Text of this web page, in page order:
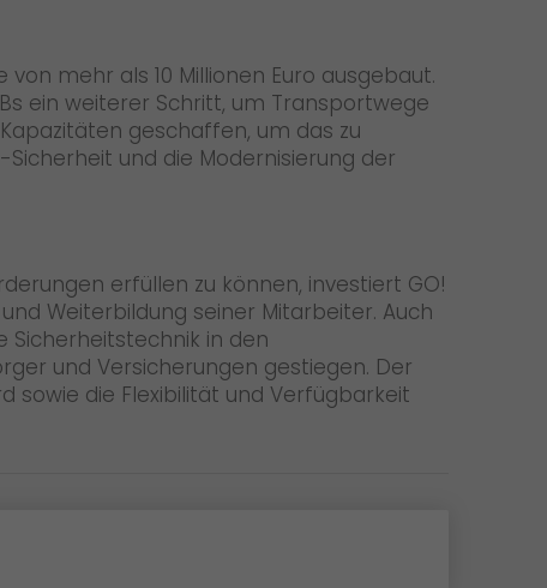
mehr als 10 Millionen Euro ausgebaut.
ein weiterer Schritt, um Transportwege
geschaffen, um das zu
und die Modernisierung der
erfüllen zu können, investiert GO!
Weiterbildung seiner Mitarbeiter. Auch
in den
und Versicherungen gestiegen. Der
sowie die Flexibilität und Verfügbarkeit